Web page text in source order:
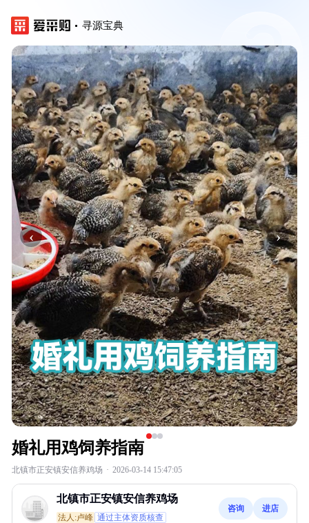
寻源宝典
‹ ›
婚礼用鸡饲养指南
北镇市正安镇安信养鸡场 · 2026-03-14 15:47:05
北镇市正安镇安信养鸡场
法人:卢峰 通过主体资质核查
咨询 进店